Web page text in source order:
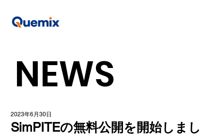
SimPITEの無料公開を開始しまし
2023年6月30日
NEWS